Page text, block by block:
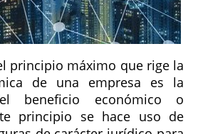
principio máximo que rige la
de una empresa es la
beneficio económico o
principio se hace uso de